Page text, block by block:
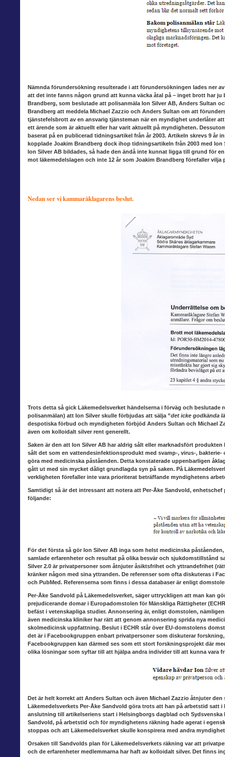
Nämnda förundersökning resulterade i att förundersökningen lades ner
att det inte fanns någon grund att kunna väcka åtal på – inget brott har
Brandberg, som beslutade att polisanmäla Ion Silver AB, Anders Sultan
Brandberg att meddela Michael Zazzio och Anders Sultan om att
tjänstefelsbrott av en ansvarig tjänsteman när en myndighet underlåter
ett ärende som är aktuellt eller har varit aktuellt på myndigheten.
baserat på en publicerad tidningsartikel från år 2003. Artikeln skrevs 9 år
kopplade Joakim Brandberg dock ihop tidningsartikeln från 2003 med
Ion Silver AB bildades, så hade den ändå inte kunnat ligga till grund för
mot läkemedelslagen och inte 12 år som Joakim Brandberg förefaller vilja
Nedan ser vi kammaråklagarens beslut.
Trots detta så gick Läkemedelsverket händelserna i förväg och beslutade
polisanmälan) att Ion Silver skulle förbjudas att sälja ”det icke godkända
despotiska förbud och myndigheten förbjöd Anders Sultan och Michael
även om kolloidalt silver rent generellt.
Saken är den att Ion Silver AB har aldrig sålt eller marknadsfört
sålt det som en vattendesinfektionsprodukt med svamp-, virus-,
göra med medicinska påståenden. Detta konstaterade uppenbarligen
gått ut med sin mycket dåligt grundlagda syn på saken. På
verkligheten förefaller inte vara prioriterat beträffande myndighetens
Samtidigt så är det intressant att notera att Per-Åke Sandvold,
följande:
För det första så gör Ion Silver AB inga som helst medicinska
samlade erfarenheter och resultat på olika besvär och sjukdomstillstånd
Silver 2.0 är privatpersoner som åtnjuter åsiktsfrihet och yttrandefrihet
kränker någon med sina yttranden. De referenser som ofta diskuteras i
och PubMed. Referenserna som finns i dessa databaser är enligt
Per-Åke Sandvold på Läkemedelsverket, säger uttryckligen att man kan
prejudicerande domar i Europadomstolen för Mänskliga Rättigheter
befäst i vetenskapliga studier. Annonsering är, enligt domstolen,
även medicinska kliniker har rätt att genom annonsering sprida nya
skolmedicinsk uppfattning. Beslut i ECHR står över EU-domstolens
det är i Facebookgruppen enbart privatpersoner som diskuterar
Facebookgruppen kan därmed ses som ett stort forskningsprojekt där
olika lösningar som syftar till att hjälpa andra individer till att kunna vara
Det är helt korrekt att Anders Sultan och även Michael Zazzio åtnjuter
Läkemedelsverkets Per-Åke Sandvold göra trots att han på arbetstid
anslutning till artikelseriens start i Helsingborgs dagblad och
Sandvold, på arbetstid och för myndighetens räkning hade agerat i
stoppas och att Läkemedelsverket skulle konspirera med andra
Orsaken till Sandvolds plan för Läkemedelsverkets räkning var att
och de erfarenheter medlemmarna har haft av kolloidalt silver. Det finns